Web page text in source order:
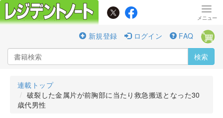
新規登録 ログイン FAQ
検索
連載トップ
破裂した金属片が前胸部に当たり救急搬送となった30
歳代男性